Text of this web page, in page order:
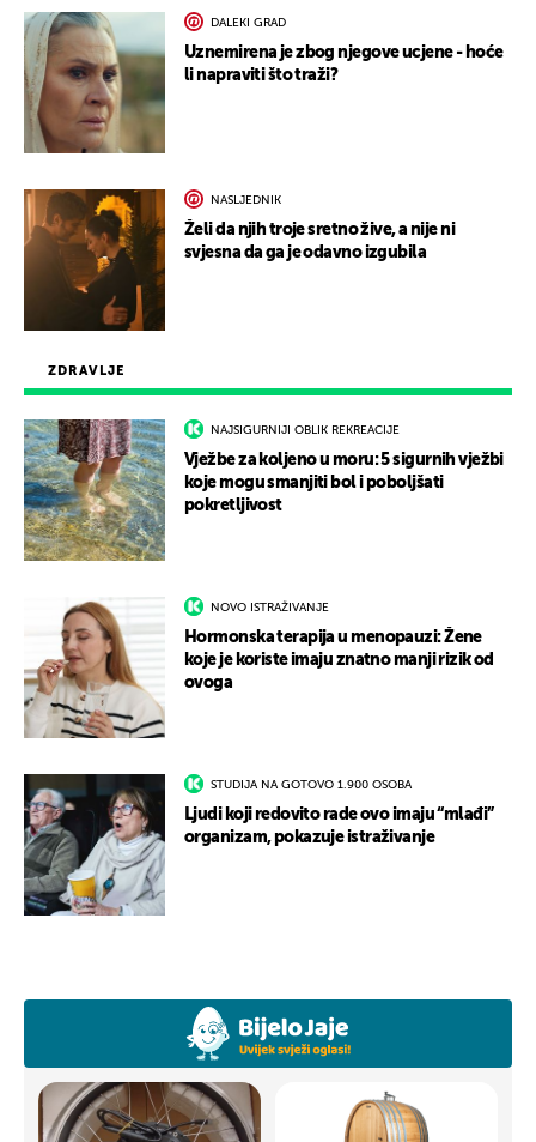
ZDRAVLJE
NAJSIGURNIJI OBLIK REKREACIJE
Vježbe za koljeno u moru: 5 sigurnih vježbi
koje mogu smanjiti bol i poboljšati
pokretljivost
NOVO ISTRAŽIVANJE
Hormonska terapija u menopauzi: Žene
koje je koriste imaju znatno manji rizik od
ovoga
STUDIJA NA GOTOVO 1.900 OSOBA
Ljudi koji redovito rade ovo imaju “mlađi”
organizam, pokazuje istraživanje
DALEKI GRAD
Uznemirena je zbog njegove ucjene - hoće
li napraviti što traži?
NASLJEDNIK
Želi da njih troje sretno žive, a nije ni
svjesna da ga je odavno izgubila